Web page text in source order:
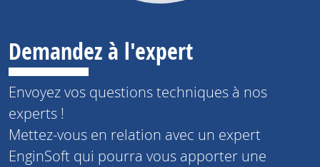
Demandez à l'expert
Envoyez vos questions techniques à nos
experts !
Mettez-vous en relation avec un expert
EnginSoft qui pourra vous apporter une